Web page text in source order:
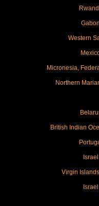
Gabon
Western
Micronesia,
Northern
British Indian
Israel
Virgin
Israel